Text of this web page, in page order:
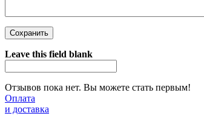
Leave this field blank
Отзывов пока нет. Вы можете стать первым!
Оплата
и доставка